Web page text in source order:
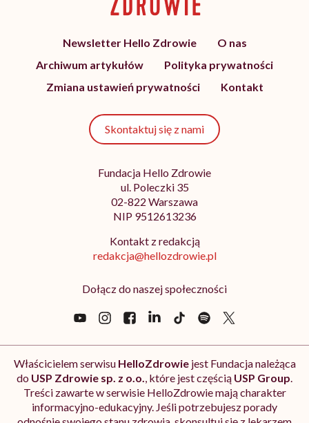
Newsletter Hello Zdrowie
O nas
Archiwum artykułów
Polityka prywatności
Zmiana ustawień prywatności
Kontakt
Skontaktuj się z nami
Fundacja Hello Zdrowie
ul. Poleczki 35
02-822 Warszawa
NIP 9512613236
Kontakt z redakcją
redakcja@hellozdrowie.pl
Dołącz do naszej społeczności
Właścicielem serwisu HelloZdrowiejest Fundacja należąca
do USP Zdrowie sp. z o.o., które jest częścią USP Group.
Treści zawarte w serwisie HelloZdrowie mają charakter
informacyjno-edukacyjny. Jeśli potrzebujesz porady